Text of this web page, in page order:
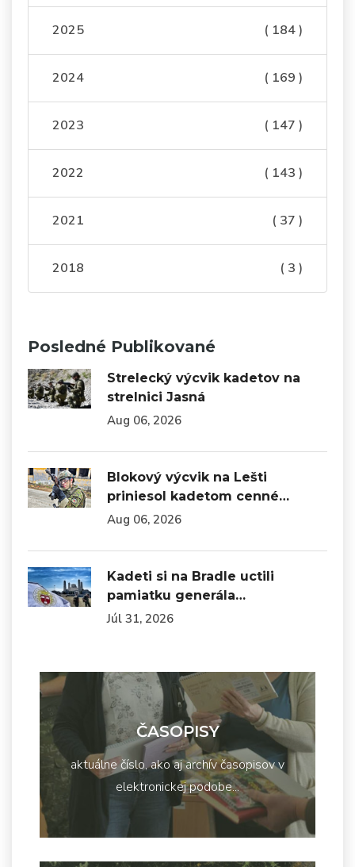
2025 ( 184 )
2024 ( 169 )
2023 ( 147 )
2022 ( 143 )
2021 ( 37 )
2018 ( 3 )
Posledné Publikované
Strelecký výcvik kadetov na
strelnici Jasná
Aug 06, 2026
Blokový výcvik na Lešti
priniesol kadetom cenné…
Aug 06, 2026
Kadeti si na Bradle uctili
pamiatku generála…
Júl 31, 2026
ČASOPISY
aktuálne číslo, ako aj archív časopisov v
elektronickej podobe...